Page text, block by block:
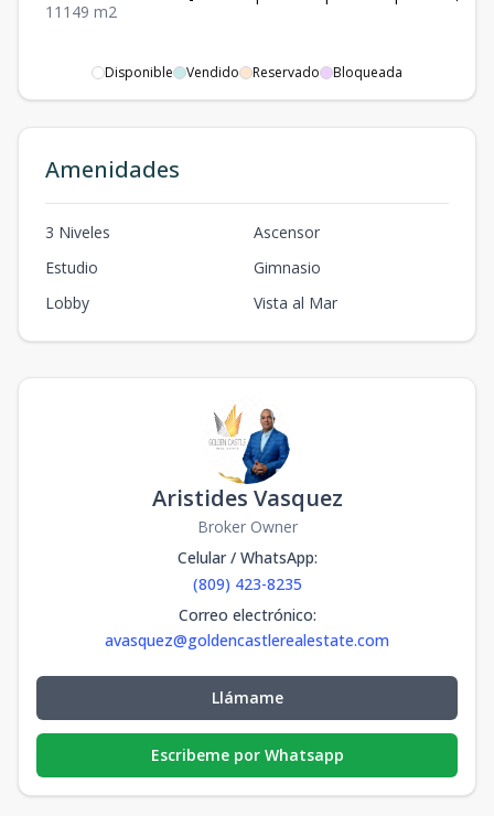
1 1 1 49 m2
Disponible Vendido Reservado Bloqueada
Amenidades
3 Niveles
Ascensor
Estudio
Gimnasio
Lobby
Vista al Mar
Aristides Vasquez
Broker Owner
Celular / WhatsApp:
(809) 423-8235
Correo electrónico:
avasquez@goldencastlerealestate.com
Llámame
Escribeme por Whatsapp